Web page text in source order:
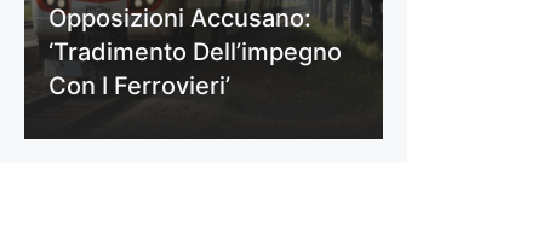
Opposizioni Accusano:
‘Tradimento Dell’impegno
Con I Ferrovieri’